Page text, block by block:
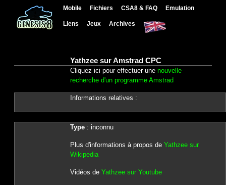
Mobile Fichiers CSA8 & FAQ Emulation
Liens Jeux Archives
Yathzee sur Amstrad CPC
Cliquez ici pour effectuer une nouvelle
recherche d'un programme Amstrad
Informations relatives :
Type: inconnu
Plus d'informations à propos de Yathzee sur
Wikipedia
Vidéos de Yathzee sur Youtube